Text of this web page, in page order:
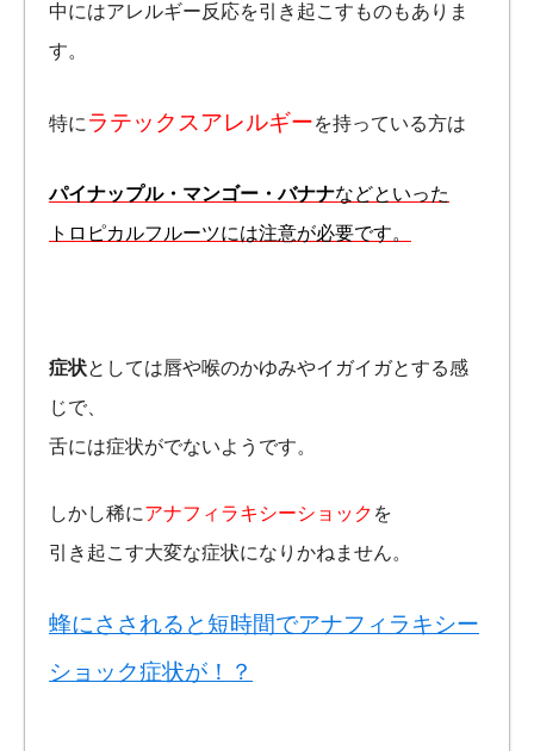
中にはアレルギー反応を引き起こすものもありま
す。
特に ラテックスアレルギーを持っている方は
パイナップル・マンゴー・バナナなどといった
トロピカルフルーツには注意が必要です。
症状としては唇や喉のかゆみやイガイガとする感
じで、
舌には症状がでないようです。
しかし稀にアナフィラキシーショック を
引き起こす大変な症状になりかねません。
蜂にさされると短時間でアナフィラキシー
ショック症状が！？